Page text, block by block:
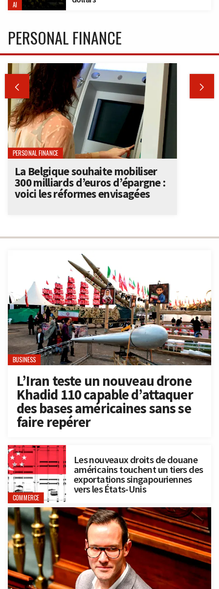
AI
BUSINESS
L’Iran teste un nouveau drone
Khadid 110 capable d’attaquer
des bases américaines sans se
faire repérer
COMMERCE
Les nouveaux droits de douane
américains touchent un tiers des
exportations singapouriennes
vers les États-Unis
PERSONAL FINANCE
 
PERSONAL FINANCE
La Belgique souhaite mobiliser
300 milliards d’euros d’épargne :
voici les réformes envisagées